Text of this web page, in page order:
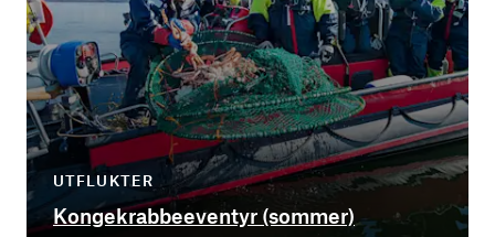
UTFLUKTER
Kongekrabbeeventyr (sommer)